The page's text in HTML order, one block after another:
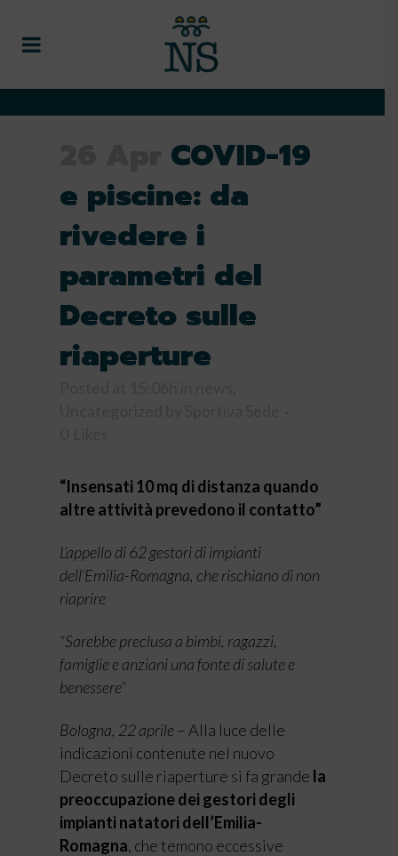
COVID-19
e piscine: da
rivedere i
parametri del
Decreto sulle
riaperture
“Insensati 10 mq di distanza quando
altre attività prevedono il contatto”
L’appello di 62 gestori di impianti
dell’Emilia-Romagna, che rischiano di non
riaprire
“Sarebbe preclusa a bimbi, ragazzi,
famiglie e anziani una fonte di salute e
benessere”
Bologna, 22 aprile– Alla luce delle
indicazioni contenute nel nuovo
Decreto sulle riaperture si fa grande la
preoccupazione dei gestori degli
impianti natatori dell’Emilia-
Romagna, che temono eccessive